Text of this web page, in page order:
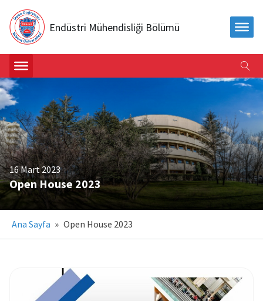
Endüstri Mühendisliği Bölümü
16 Mart 2023
Open House 2023
Ana Sayfa » Open House 2023